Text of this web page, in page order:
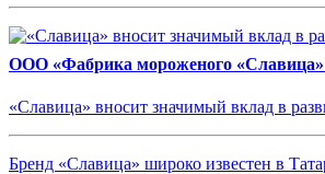
ООО «Фабрика мороженого «Славица»:
«Славица» вносит значимый вклад в
Бренд «Славица» широко известен в